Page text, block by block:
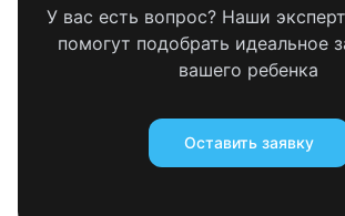
У вас есть вопрос? Наши
помогут подобрать идеальное
вашего ребенка
Оставить заявку